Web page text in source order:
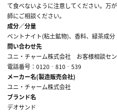
て食べないように注意してください。万
師にご相談ください。
成分／分量
ベントナイト(粘土鉱物)、香料、緑茶成分
問い合わせ先
ユニ・チャーム株式会社 お客様相談セ
電話番号：0120‐810‐539
メーカー名(製造販売会社)
ユニ・チャーム株式会社
ブランド名
デオサンド